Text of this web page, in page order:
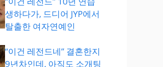
생하다가, 드디어 JYP에서
탈출한 여자연예인
“이건 레전드네” 결혼한지
9년차인데, 아직도 소개팅